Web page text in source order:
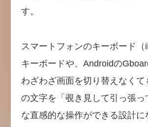
す。
スマートフォンのキーボード（
キーボードや、Androidの
わざわざ画面を切り替えなくて
の文字を「覗き見して引っ張っ
な直感的な操作ができる設計に